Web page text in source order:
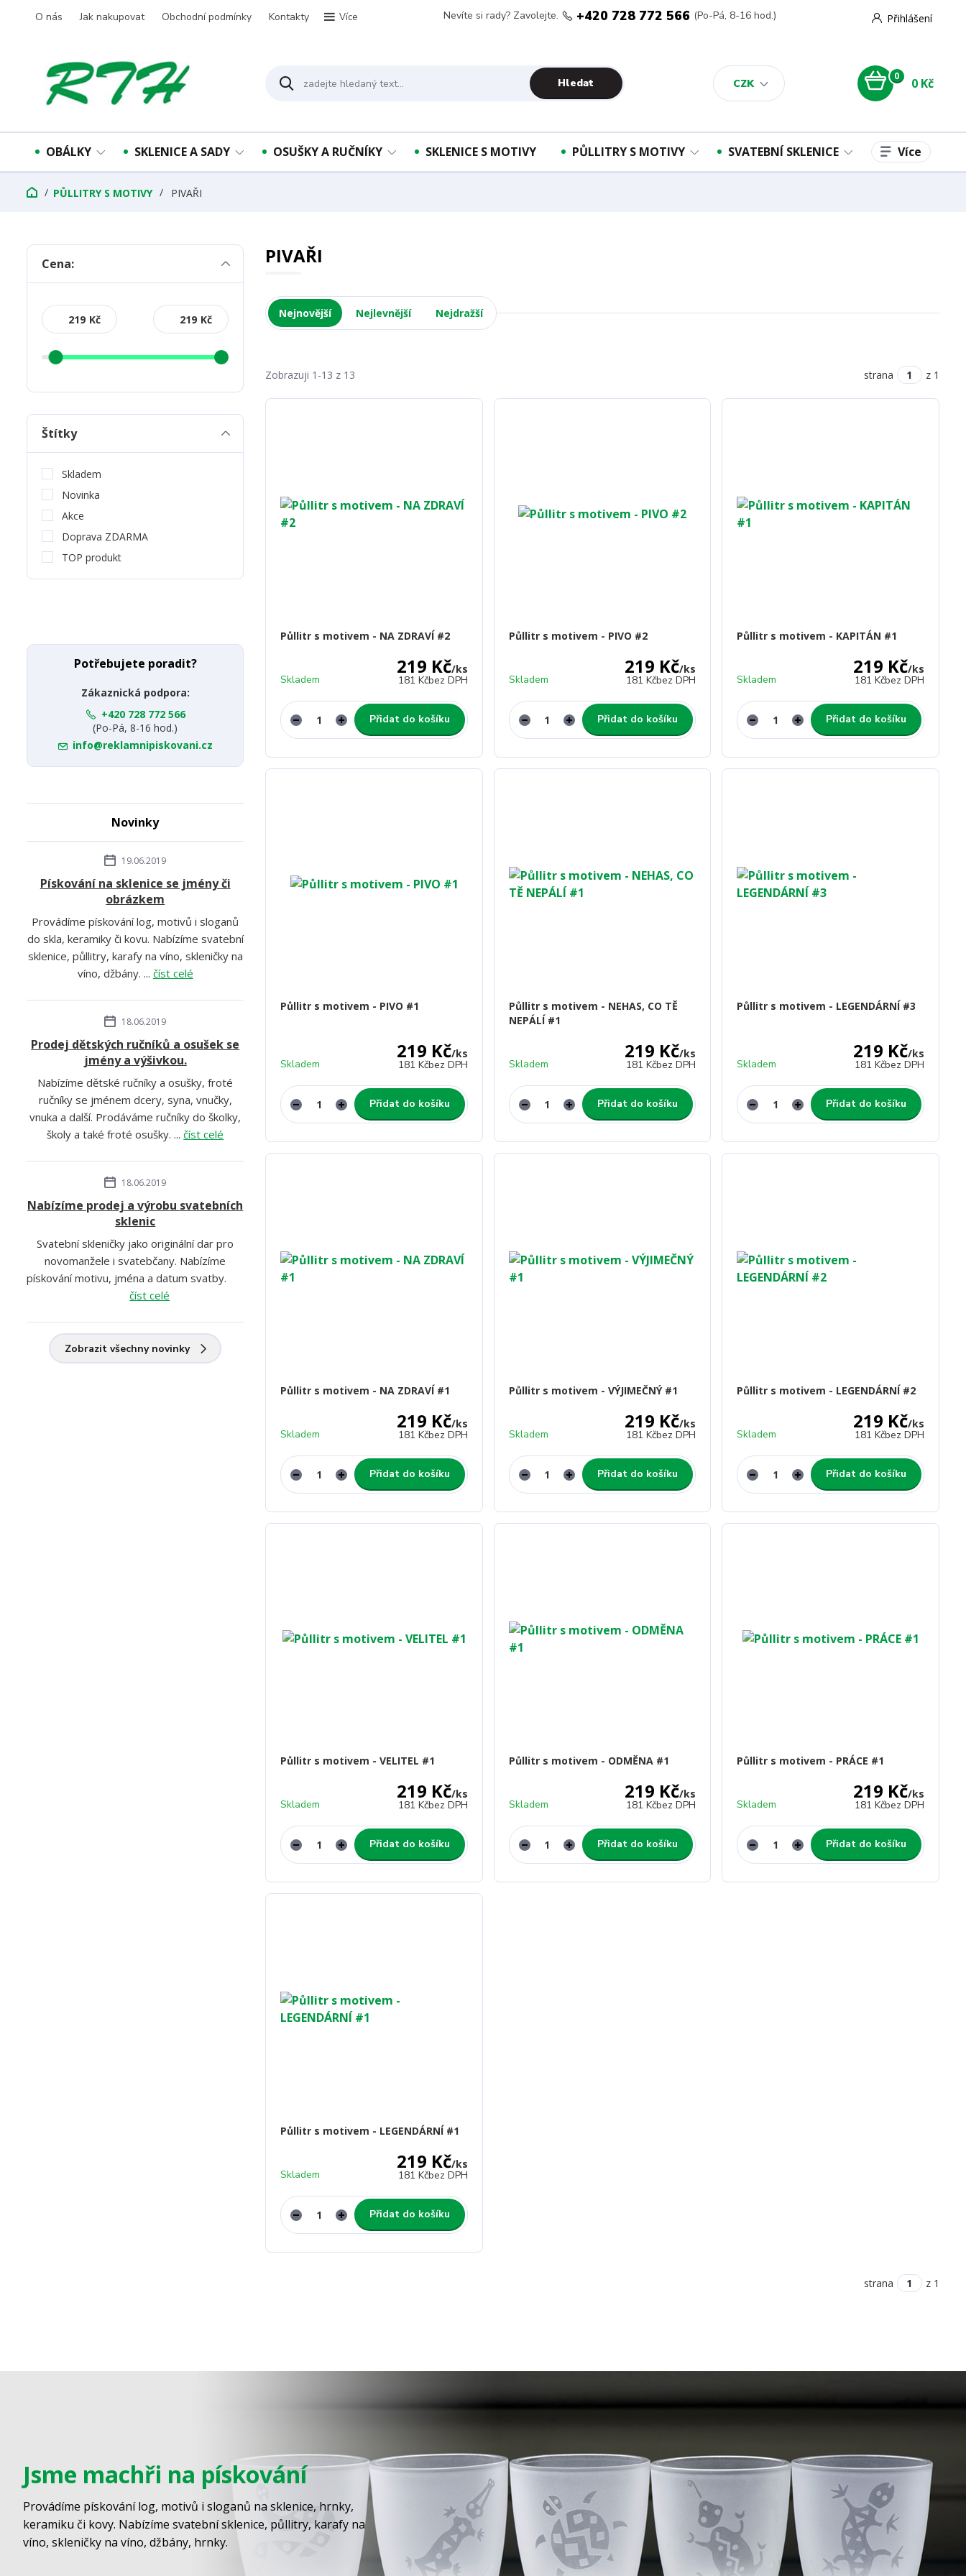
O nás Jak nakupovat Obchodní podmínky Kontakty Více
CZK
Přihlášení
Hledat
Nevíte si rady? Zavolejte. +420 728 772 566 (Po-Pá, 8-16 hod.)
0 0 Kč
OBÁLKY SKLENICE A SADY OSUŠKY A RUČNÍKY SKLENICE S MOTIVY PŮLLITRY S MOTIVY SVATEBNÍ SKLENICE Více
PŮLLITRY S MOTIVY PIVAŘI
PIVAŘI
Nejnovější Nejlevnější Nejdražší
Zobrazuji 1-13 z 13 strana z 1
Půllitr s motivem - NA ZDRAVÍ #2
219 Kč/ks
181 Kčbez DPH
Skladem
Přidat do košíku
Půllitr s motivem - PIVO #2
219 Kč/ks
181 Kčbez DPH
Skladem
Přidat do košíku
Půllitr s motivem - KAPITÁN #1
219 Kč/ks
181 Kčbez DPH
Skladem
Přidat do košíku
Půllitr s motivem - PIVO #1
219 Kč/ks
181 Kčbez DPH
Skladem
Přidat do košíku
Půllitr s motivem - NEHAS, CO TĚ
NEPÁLÍ #1
219 Kč/ks
181 Kčbez DPH
Skladem
Přidat do košíku
Půllitr s motivem - LEGENDÁRNÍ #3
219 Kč/ks
181 Kčbez DPH
Skladem
Přidat do košíku
Půllitr s motivem - NA ZDRAVÍ #1
219 Kč/ks
181 Kčbez DPH
Skladem
Přidat do košíku
Půllitr s motivem - VÝJIMEČNÝ #1
219 Kč/ks
181 Kčbez DPH
Skladem
Přidat do košíku
Půllitr s motivem - LEGENDÁRNÍ #2
219 Kč/ks
181 Kčbez DPH
Skladem
Přidat do košíku
Půllitr s motivem - VELITEL #1
219 Kč/ks
181 Kčbez DPH
Skladem
Přidat do košíku
Půllitr s motivem - ODMĚNA #1
219 Kč/ks
181 Kčbez DPH
Skladem
Přidat do košíku
Půllitr s motivem - PRÁCE #1
219 Kč/ks
181 Kčbez DPH
Skladem
Přidat do košíku
Půllitr s motivem - LEGENDÁRNÍ #1
219 Kč/ks
181 Kčbez DPH
Skladem
Přidat do košíku
strana z 1
Cena:
Kč Kč
Štítky
Skladem
Novinka
Akce
Doprava ZDARMA
TOP produkt
Potřebujete poradit?
Zákaznická podpora:
+420 728 772 566
(Po-Pá, 8-16 hod.)
info@reklamnipiskovani.cz
Novinky
19.06.2019
Pískování na sklenice se jmény či
obrázkem
Provádíme pískování log, motivů i sloganů
do skla, keramiky či kovu. Nabízíme svatební
sklenice, půllitry, karafy na víno, skleničky na
víno, džbány. ... číst celé
18.06.2019
Prodej dětských ručníků a osušek se
jmény a výšivkou.
Nabízíme dětské ručníky a osušky, froté
ručníky se jménem dcery, syna, vnučky,
vnuka a další. Prodáváme ručníky do školky,
školy a také froté osušky. ...číst celé
18.06.2019
Nabízíme prodej a výrobu svatebních
sklenic
Svatební skleničky jako originální dar pro
novomanžele i svatebčany. Nabízíme
pískování motivu, jména a datum svatby.
číst celé
Zobrazit všechny novinky
Jsme machři na pískování
Provádíme pískování log, motivů i sloganů na sklenice, hrnky,
keramiku či kovy. Nabízíme svatební sklenice, půllitry, karafy na
víno, skleničky na víno, džbány, hrnky.